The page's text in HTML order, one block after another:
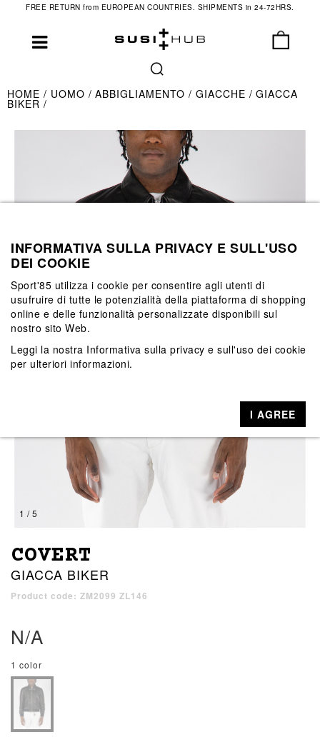
FREE RETURN from EUROPEAN COUNTRIES. SHIPMENTS in 24-72HRS.
HOME UOMO ABBIGLIAMENTO GIACCHE GIACCA
BIKER
1 / 5
COVERT
GIACCA BIKER
Product code: ZM2099 ZL146
N/A
1 color
INFORMATIVA SULLA PRIVACY E SULL'USO
DEI COOKIE
Sport'85 utilizza i cookie per consentire agli utenti di
usufruire di tutte le potenzialità della piattaforma di shopping
online e delle funzionalità personalizzate disponibili sul
nostro sito Web.
Leggi la nostra Informativa sulla privacy e sull'uso dei cookie
per ulteriori informazioni.
I AGREE